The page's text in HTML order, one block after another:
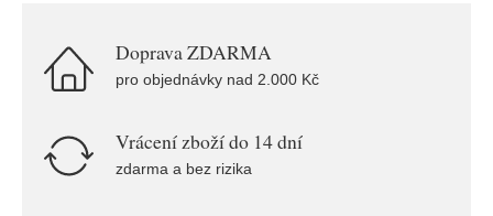
Doprava ZDARMA
pro objednávky nad 2.000 Kč
Vrácení zboží do 14 dní
zdarma a bez rizika